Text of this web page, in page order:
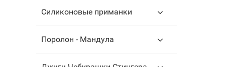
Силиконовые приманки
Поролон - Мандула